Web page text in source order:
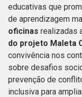
educativas que
de aprendizagem
oficinas realizadas
do projeto Maleta
convivência nos
sobre desafios
prevenção de
inclusiva para